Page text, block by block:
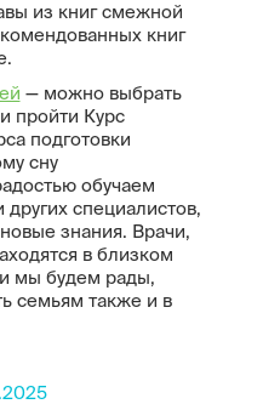
из книг смежной
книг
— можно выбрать
пройти Курс
подготовки
сну
обучаем
специалистов,
знания. Врачи,
в близком
мы будем рады,
семьям также и в